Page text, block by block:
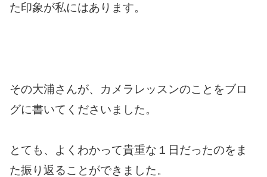
た印象が私にはあります。
その大浦さんが、カメラレッスンのことをブロ
グに書いてくださいました。
とても、よくわかって貴重な１日だったのをま
た振り返ることができました。